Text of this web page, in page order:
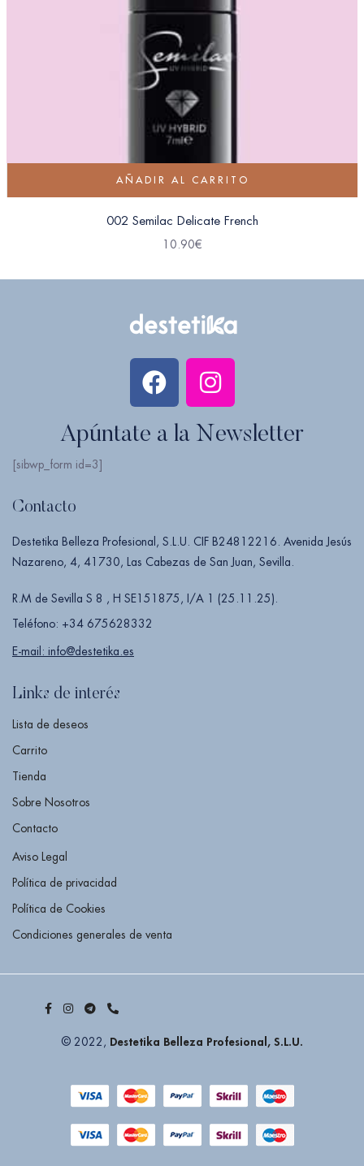
AÑADIR AL CARRITO
002 Semilac Delicate French
10.90€
Apúntate a la Newsletter
[sibwp_form id=3]
Contacto
Destetika Belleza Profesional, S.L.U. CIF B24812216. Avenida Jesús
Nazareno, 4, 41730, Las Cabezas de San Juan, Sevilla.
R.M de Sevilla S 8 , H SE151875, I/A 1 (25.11.25).
Teléfono: +34 675628332
E-mail: info@destetika.es
Links de interés
Lista de deseos
Carrito
Tienda
Sobre Nosotros
Contacto
Aviso Legal
Política de privacidad
Política de Cookies
Condiciones generales de venta
© 2022, Destetika Belleza Profesional, S.L.U.